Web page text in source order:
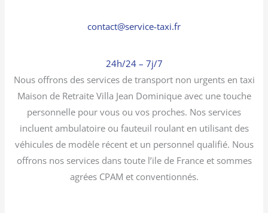
contact@service-taxi.fr
24h/24 – 7j/7
Nous offrons des services de transport non urgents en taxi
Maison de Retraite Villa Jean Dominique avec une touche
personnelle pour vous ou vos proches. Nos services
incluent ambulatoire ou fauteuil roulant en utilisant des
véhicules de modèle récent et un personnel qualifié. Nous
offrons nos services dans toute l’ile de France et sommes
agrées CPAM et conventionnés.